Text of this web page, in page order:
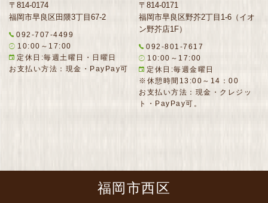
〒814-0174
福岡市早良区田隈3丁目67-2
092-707-4499
10:00～17:00
定休日:毎週土曜日・日曜日
お支払い方法：現金・PayPay可
〒814-0171
福岡市早良区野芥2丁目1-6（イオ
ン野芥店1F）
092-801-7617
10:00～17:00
定休日:毎週金曜日
※休憩時間13:00～14：00
お支払い方法：現金・クレジッ
ト・PayPay可。
福岡市西区